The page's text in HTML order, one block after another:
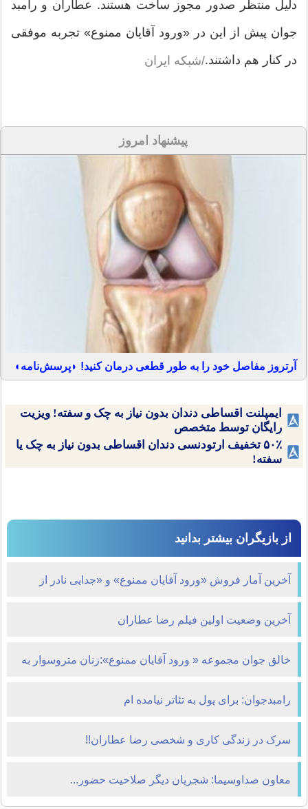
دلیل منتظر صدور مجوز ساخت هستند. عطاران و رامبد
جوان پیش از این در «ورود آقایان ممنوع» تجربه موفقی
در کنار هم داشتند./شبکه ایران
پیشنهاد امروز
آرتروز مفاصل خود را به طور قطعی درمان کنید! ◗پرسش‌نامه◖
ایمپلنت اقساطی دندان بدون نیاز به چک و سفته! ویزیت
رایگان توسط متخصص
۵۰٪ تخفیف ارتودنسی دندان اقساطی بدون نیاز به چک یا
سفته!
از بازیگران بیشتر بدانید
آخرین آمار فروش «ورود آقایان ممنوع» و «جدایی نادر از
سیمین»
آخرین وضعیت اولین فیلم رضا عطاران
خالق جوان مجموعه « ورود آقایان ممنوع»:زنان متروسوار به
رامبدجوان: برای پول به تئاتر نیامده ام
سرک در زندگی کاری و شخصی رضا عطاران!!
معاون صداوسیما: شجریان دیگر صلاحیت حضور...